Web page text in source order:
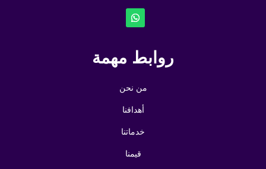
روابط مهمة
من نحن
أهدافنا
خدماتنا
قيمنا